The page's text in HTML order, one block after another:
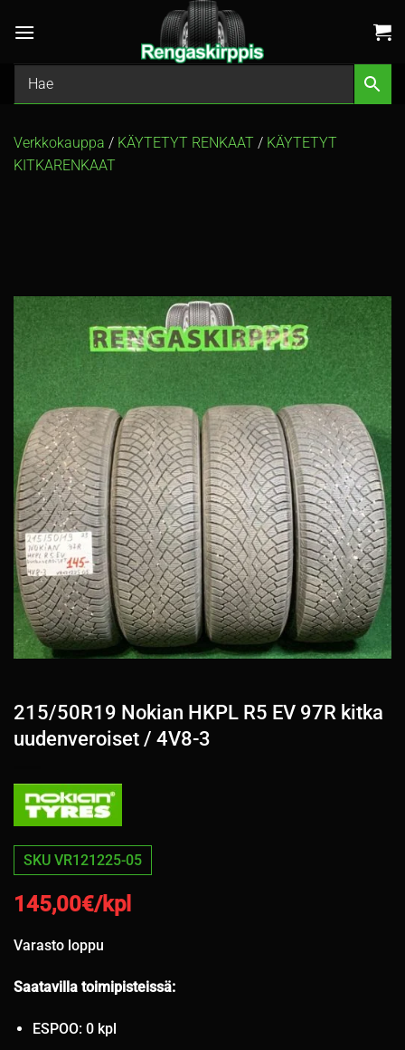
Verkkokauppa / KÄYTETYT RENKAAT / KÄYTETYT
KITKARENKAAT
215/50R19 Nokian HKPL R5 EV 97R kitka
uudenveroiset / 4V8-3
SKU VR121225-05
145,00€/kpl
Varasto loppu
Saatavilla toimipisteissä:
ESPOO: 0 kpl